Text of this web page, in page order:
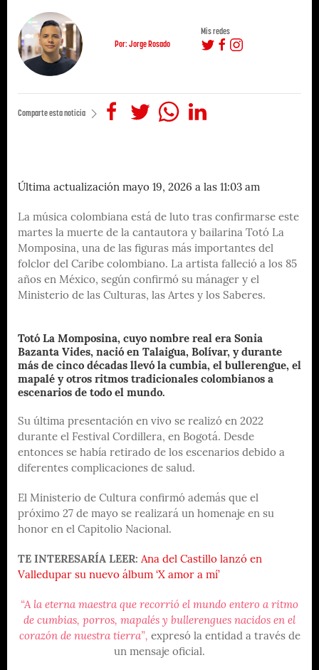
Por: Jorge Rosado
Mis redes
Comparte esta noticia
Última actualización mayo 19, 2026 a las 11:03 am
La música colombiana está de luto tras confirmarse este
martes la muerte de la cantautora y bailarina Totó La
Momposina, una de las figuras más importantes del
folclor del Caribe colombiano. La artista falleció a los 85
años en México, según confirmó su mánager y el
Ministerio de las Culturas, las Artes y los Saberes.
Totó La Momposina, cuyo nombre real era Sonia
Bazanta Vides, nació en Talaigua, Bolívar, y durante
más de cinco décadas llevó la cumbia, el bullerengue, el
mapalé y otros ritmos tradicionales colombianos a
escenarios de todo el mundo.
Su última presentación en vivo se realizó en 2022
durante el Festival Cordillera, en Bogotá. Desde
entonces se había retirado de los escenarios debido a
diferentes complicaciones de salud.
El Ministerio de Cultura confirmó además que el
próximo 27 de mayo se realizará un homenaje en su
honor en el Capitolio Nacional.
TE INTERESARÍA LEER: Ana del Castillo lanzó en
Valledupar su nuevo álbum ‘X amor a mí’
“A la eterna maestra que recorrió el mundo entero a ritmo
de cumbias, porros, mapalés y bullerengues nacidos en el
corazón de nuestra tierra”, expresó la entidad a través de
un mensaje oficial.